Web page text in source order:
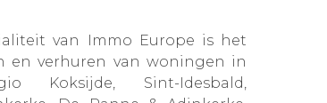
van Immo Europe is het
en verhuren van woningen in
Koksijde, Sint-Idesbald,